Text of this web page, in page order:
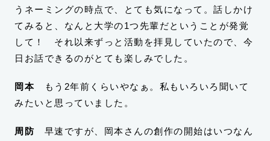
うネーミングの時点で、とても気になって。話しかけ
てみると、なんと大学の1つ先輩だということが発覚
して！ それ以来ずっと活動を拝見していたので、今
日お話できるのがとても楽しみでした。
岡本 もう2年前くらいやなぁ。私もいろいろ聞いて
みたいと思っていました。
周防 早速ですが、岡本さんの創作の開始はいつなん